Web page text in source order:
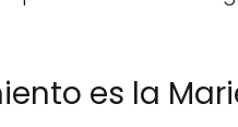
es la